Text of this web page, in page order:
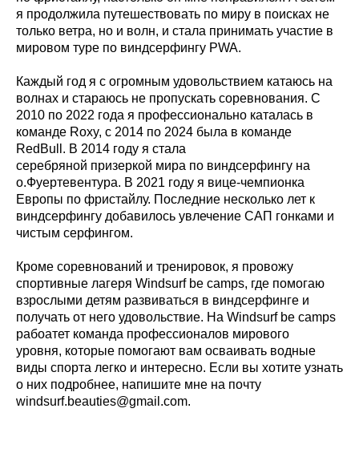
я продолжила путешествовать по миру в поисках не
только ветра, но и волн, и стала принимать участие в
мировом туре по виндсерфингу PWA.
Каждый год я с огромным удовольствием катаюсь на
волнах и стараюсь не пропускать соревнования. С
2010 по 2022 года я профессионально каталась в
команде Roxy, с 2014 по 2024 была в команде
RedBull. В 2014 году я стала
серебряной призеркой мира по виндсерфингу на
о.Фуертевентура. В 2021 году я вице-чемпионка
Европы по фристайлу. Последние несколько лет к
виндсерфингу добавилось увлечение САП гонками и
чистым серфингом.
​Кроме соревнований и тренировок, я провожу
спортивные лагеря Windsurf be camps, где помогаю
взрослыми детям развиваться в виндсерфинге и
получать от него удовольствие. На Windsurf be camps
рабоатет команда профессионалов мирового
уровня, которые помогают вам осваивать водные
виды спорта легко и интересно. Если вы хотите узнать
о них подробнее, напишите мне на почту
windsurf.beauties@gmail.com.